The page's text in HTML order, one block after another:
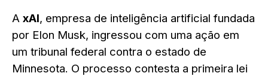
A xAI, empresa de inteligência artificial fundada
por Elon Musk, ingressou com uma ação em
um tribunal federal contra o estado de
Minnesota. O processo contesta a primeira lei